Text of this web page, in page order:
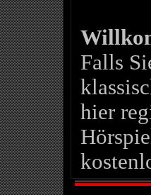
Falls
hier